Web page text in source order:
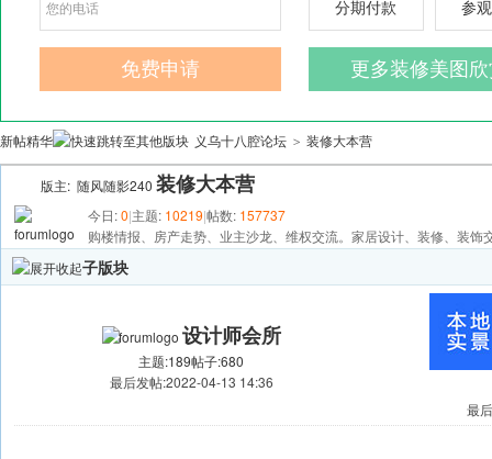
新帖精华 义乌十八腔论坛 > 装修大本营
版主: 随风随影240 装修大本营
今日:0|主题: 10219|帖数: 157737
购楼情报、房产走势、业主沙龙、维权交流。家居设计、装修、装饰
子版块
设计师会所
主题:189帖子:680
最后发帖:2022-04-13 14:36
最